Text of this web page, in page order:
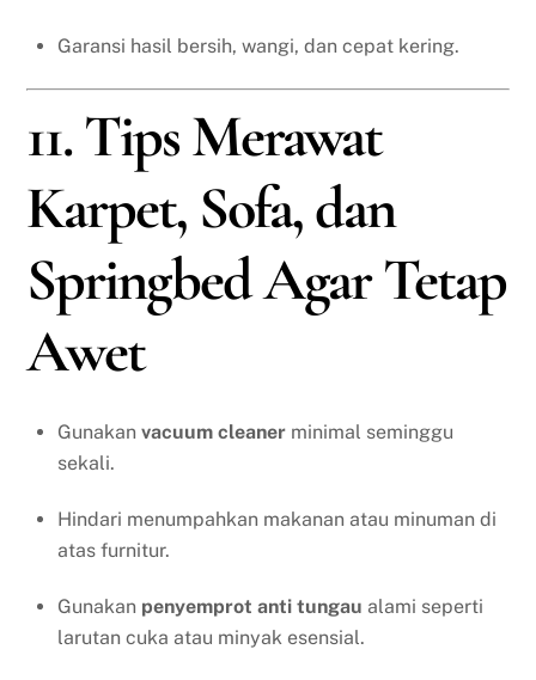
Garansi hasil bersih, wangi, dan cepat kering.
11. Tips Merawat
Karpet, Sofa, dan
Springbed Agar Tetap
Awet
Gunakan vacuum cleaner minimal seminggu
sekali.
Hindari menumpahkan makanan atau minuman di
atas furnitur.
Gunakan penyemprot anti tungau alami seperti
larutan cuka atau minyak esensial.